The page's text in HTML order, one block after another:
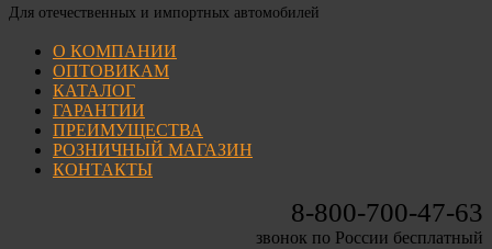
Для отечественных и импортных автомобилей
О КОМПАНИИ
ОПТОВИКАМ
КАТАЛОГ
ГАРАНТИИ
ПРЕИМУЩЕСТВА
РОЗНИЧНЫЙ МАГАЗИН
КОНТАКТЫ
8-800-700-47-63
звонок по России бесплатный